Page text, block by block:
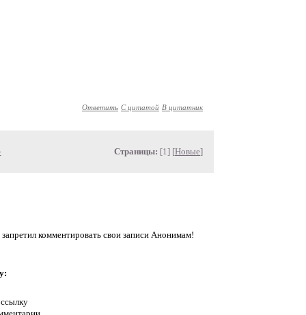
Ответить С цитатой В цитатник
Страницы: [1] [Новые]
комментировать свои записи Анонимам!